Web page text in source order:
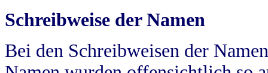
Schreibweise der Namen
Bei den Schreibweisen der